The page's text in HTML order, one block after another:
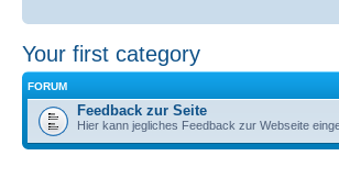
Your first category
FORUM
Feedback zur Seite
Hier kann jegliches Feedback zur Webseite